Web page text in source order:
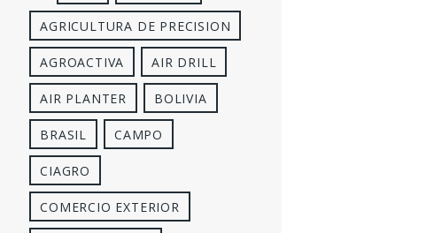
AGRICULTURA DE PRECISION
AGROACTIVA AIR DRILL
AIR PLANTER BOLIVIA
BRASIL CAMPO
CIAGRO
COMERCIO EXTERIOR